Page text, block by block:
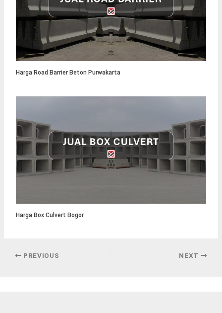
Harga Road Barrier Beton Purwakarta
Harga Box Culvert Bogor
PREVIOUS NEXT